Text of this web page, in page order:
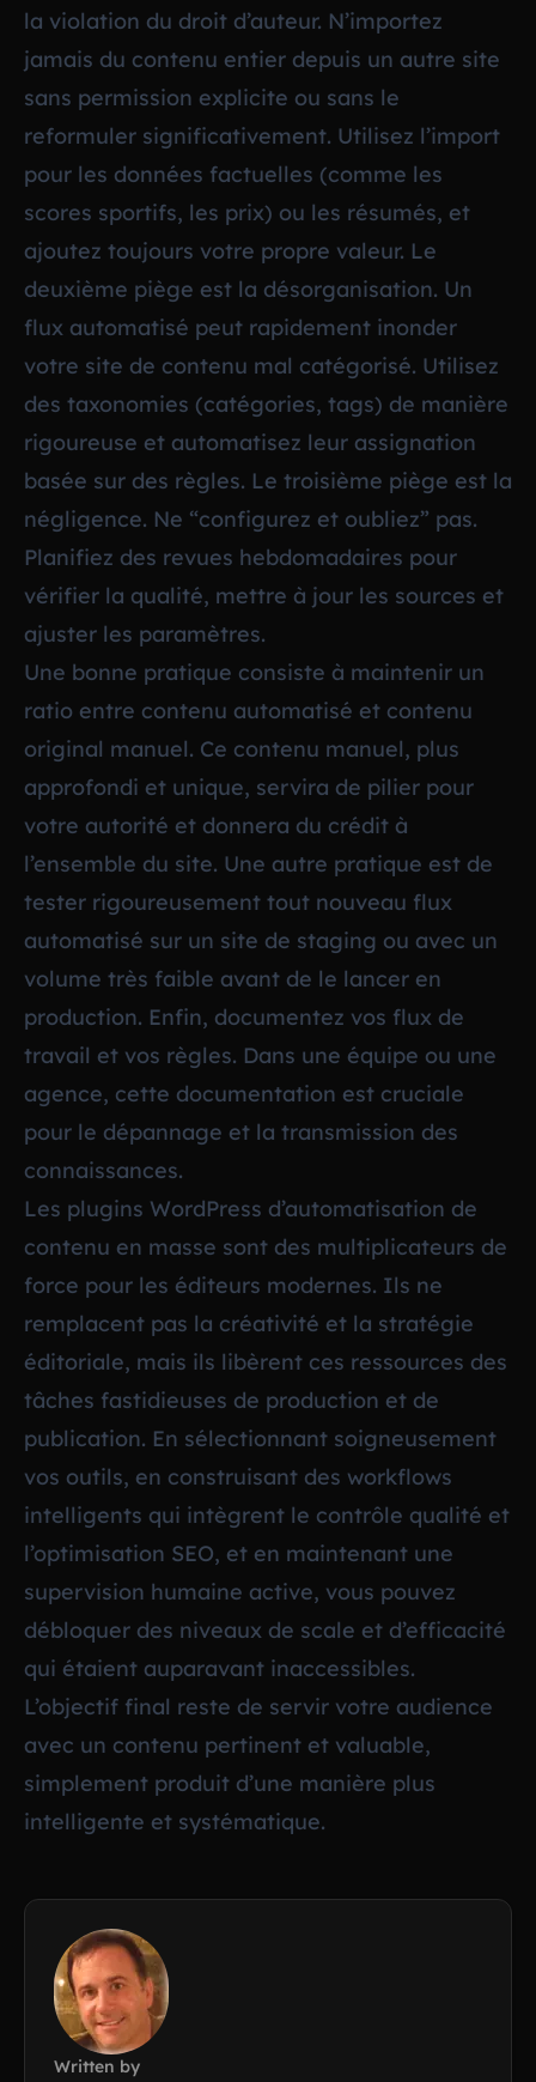
la violation du droit d’auteur. N’importez
jamais du contenu entier depuis un autre site
sans permission explicite ou sans le
reformuler significativement. Utilisez l’import
pour les données factuelles (comme les
scores sportifs, les prix) ou les résumés, et
ajoutez toujours votre propre valeur. Le
deuxième piège est la désorganisation. Un
flux automatisé peut rapidement inonder
votre site de contenu mal catégorisé. Utilisez
des taxonomies (catégories, tags) de manière
rigoureuse et automatisez leur assignation
basée sur des règles. Le troisième piège est la
négligence. Ne “configurez et oubliez” pas.
Planifiez des revues hebdomadaires pour
vérifier la qualité, mettre à jour les sources et
ajuster les paramètres.
Une bonne pratique consiste à maintenir un
ratio entre contenu automatisé et contenu
original manuel. Ce contenu manuel, plus
approfondi et unique, servira de pilier pour
votre autorité et donnera du crédit à
l’ensemble du site. Une autre pratique est de
tester rigoureusement tout nouveau flux
automatisé sur un site de staging ou avec un
volume très faible avant de le lancer en
production. Enfin, documentez vos flux de
travail et vos règles. Dans une équipe ou une
agence, cette documentation est cruciale
pour le dépannage et la transmission des
connaissances.
Les plugins WordPress d’automatisation de
contenu en masse sont des multiplicateurs de
force pour les éditeurs modernes. Ils ne
remplacent pas la créativité et la stratégie
éditoriale, mais ils libèrent ces ressources des
tâches fastidieuses de production et de
publication. En sélectionnant soigneusement
vos outils, en construisant des workflows
intelligents qui intègrent le contrôle qualité et
l’optimisation SEO, et en maintenant une
supervision humaine active, vous pouvez
débloquer des niveaux de scale et d’efficacité
qui étaient auparavant inaccessibles.
L’objectif final reste de servir votre audience
avec un contenu pertinent et valuable,
simplement produit d’une manière plus
intelligente et systématique.
Written by